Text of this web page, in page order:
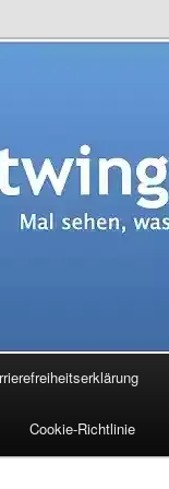
Cookie-Richtlinie